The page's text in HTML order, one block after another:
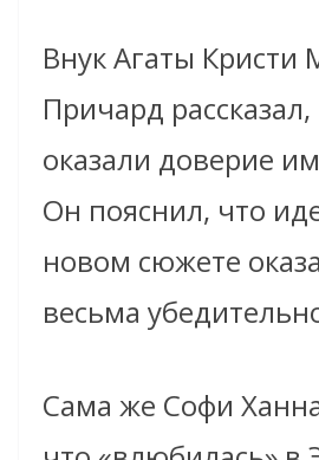
Внук Агаты Кристи
Причард
оказали доверие
Он пояснил, что
новом сюжете
весьма
Сама же Софи